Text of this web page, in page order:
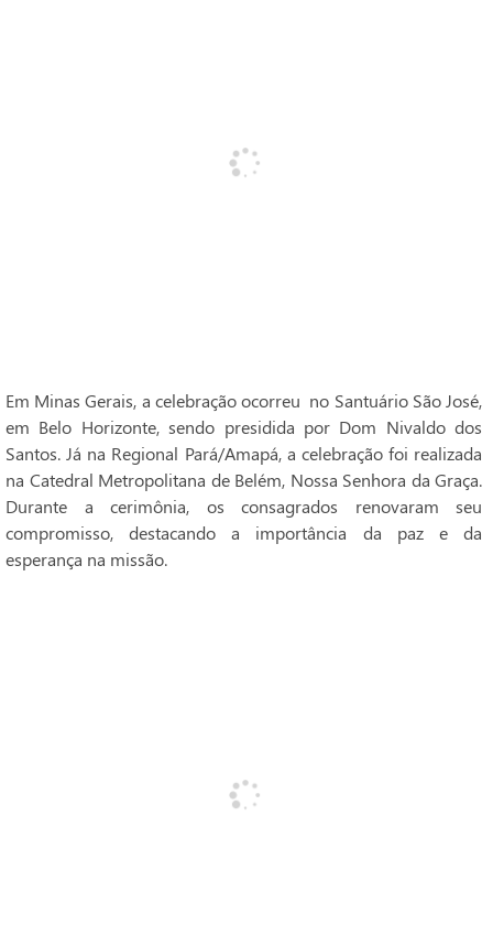
Em Minas Gerais, a celebração ocorreu no Santuário São José,
em Belo Horizonte, sendo presidida por Dom Nivaldo dos
Santos. Já na Regional Pará/Amapá, a celebração foi realizada
na Catedral Metropolitana de Belém, Nossa Senhora da Graça.
Durante a cerimônia, os consagrados renovaram seu
compromisso, destacando a importância da paz e da
esperança na missão.